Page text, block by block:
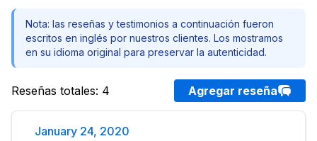
Nota: las reseñas y testimonios a continuación fueron
escritos en inglés por nuestros clientes. Los mostramos
en su idioma original para preservar la autenticidad.
Reseñas totales: 4 Agregar reseña
January 24, 2020